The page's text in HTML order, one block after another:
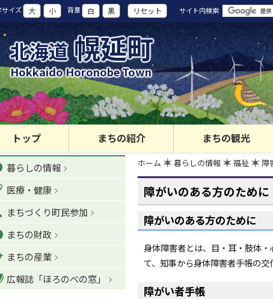
北海道 幌延町
Hokkaido Horonobe Town
サイズ 大 小 背景 白 黒 リセット サイト内検索
トップ まちの紹介 まちの観光
現
在
位
階
ホーム 暮らしの情報 福祉 障
障がいのある方のために
障がいのある方のために
身体障害者とは、目・耳・肢体
て、知事から身体障害者手帳の交
障がい者手帳
暮らしの情報
医療・健康
まちづくり町民参加
まちの財政
まちの産業
広報誌「ほろのべの窓」